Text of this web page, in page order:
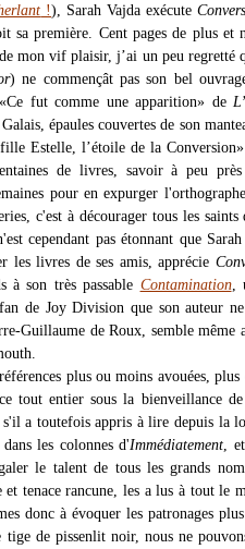
!), Sarah Vajda exécute
sa première. Cent pages de plus et
mon vif plaisir, j’ai un peu regretté
) ne commençât pas son bel
fut comme une apparition» de
épaules couvertes de son
Estelle, l’étoile de la
de livres, savoir à peu
pour en expurger
c'est à décourager tous les
cependant pas étonnant que
les livres de ses amis, apprécie
à son très passable Contamination,
de Joy Division que son auteur
Guillaume de Roux, semble
plus ou moins avouées,
tout entier sous la bienveillance
a toutefois appris à lire depuis la
les colonnes d'Immédiatement ,
le talent de tous les grands
et tenace rancune, les a lus à tout le
donc à évoquer les patronages
tige de pissenlit noir, nous ne